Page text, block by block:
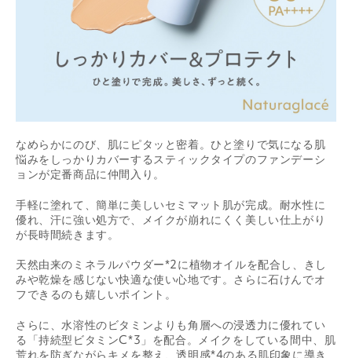
なめらかにのび、肌にピタッと密着。ひと塗りで気になる肌
悩みをしっかりカバーするスティックタイプのファンデーシ
ョンが定番商品に仲間入り。
手軽に塗れて、簡単に美しいセミマット肌が完成。耐水性に
優れ、汗に強い処方で、メイクが崩れにくく美しい仕上がり
が長時間続きます。
天然由来のミネラルパウダー*2に植物オイルを配合し、きし
みや乾燥を感じない快適な使い心地です。さらに石けんでオ
フできるのも嬉しいポイント。
さらに、水溶性のビタミンよりも角層への浸透力に優れてい
る「持続型ビタミンC*3」を配合。メイクをしている間中、肌
荒れを防ぎながらキメを整え、透明感*4のある肌印象に導き